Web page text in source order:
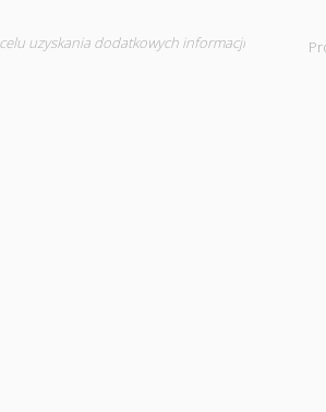
uzyskania dodatkowych informacji